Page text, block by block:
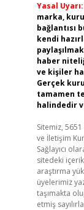
Yasal Uyarı:
marka,
bağlantısı
kendi
haber
ve kişiler
Gerçek
tamamen
halindedir
Sitemiz,
ve İletişim
Sağlayıcı
sitedeki
araştırma
üyelerimiz
taşımakta
etmiş